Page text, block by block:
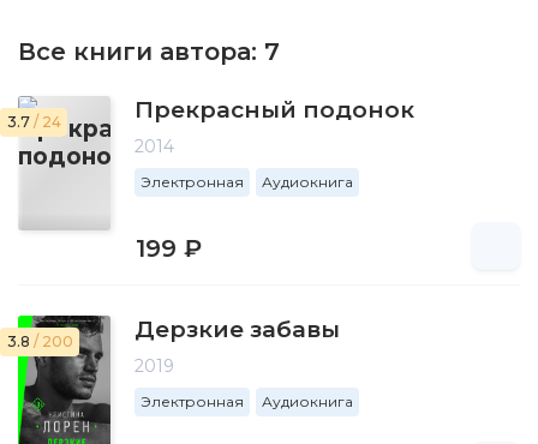
Все книги автора: 7
3.7 / 24 Прекрасный подонок
2014
Электронная Аудиокнига
199 ₽
3.8 / 200 Дерзкие забавы
2019
Электронная Аудиокнига